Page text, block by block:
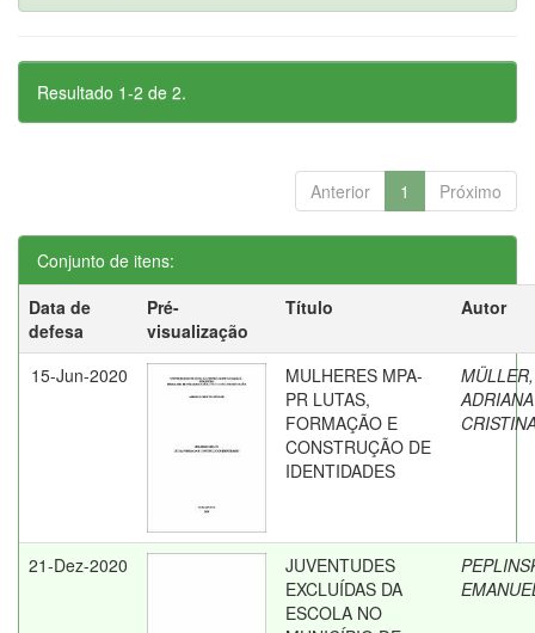
Resultado 1-2 de 2.
Anterior 1 Próximo
Conjunto de itens:
Data de
defesa
Pré-
visualização
Título Autor
15-Jun-2020
MULHERES MPA-
PR LUTAS,
FORMAÇÃO E
CONSTRUÇÃO DE
IDENTIDADES
MÜLLER,
ADRIANA
21-Dez-2020
JUVENTUDES
EXCLUÍDAS DA
ESCOLA NO